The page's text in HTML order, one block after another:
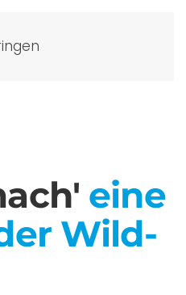
eine
Wild­